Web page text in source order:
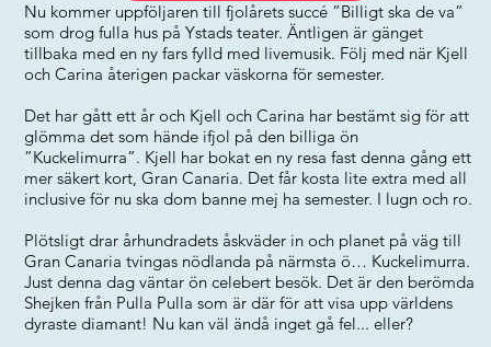
Nu kommer uppföljaren till fjolårets succé ”Billigt ska de va”
som drog fulla hus på Ystads teater. Äntligen är gänget
tillbaka med en ny fars fylld med livemusik. Följ med när Kjell
och Carina återigen packar väskorna för semester.
Det har gått ett år och Kjell och Carina har bestämt sig för att
glömma det som hände ifjol på den billiga ön
”Kuckelimurra”. Kjell har bokat en ny resa fast denna gång ett
mer säkert kort, Gran Canaria. Det får kosta lite extra med all
inclusive för nu ska dom banne mej ha semester. I lugn och ro.
Plötsligt drar århundradets åskväder in och planet på väg till
Gran Canaria tvingas nödlanda på närmsta ö… Kuckelimurra.
Just denna dag väntar ön celebert besök. Det är den berömda
Shejken från Pulla Pulla som är där för att visa upp världens
dyraste diamant! Nu kan väl ändå inget gå fel... eller?